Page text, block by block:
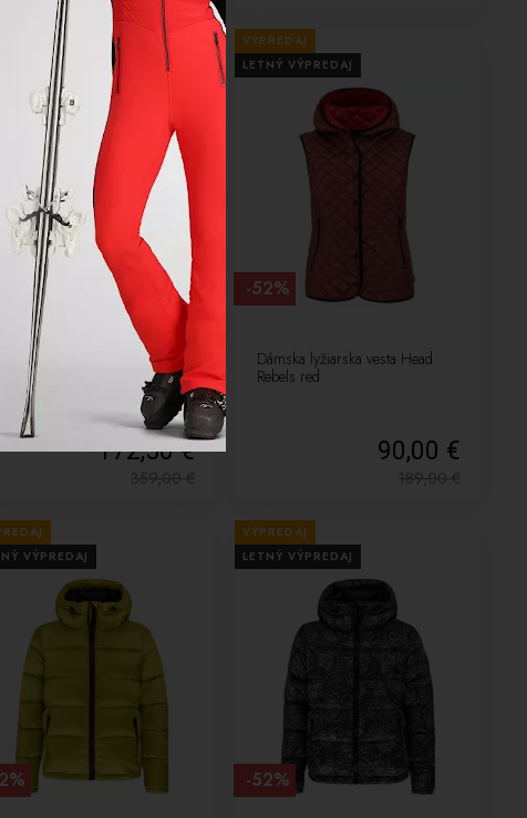
VÝPREDAJ
Dámska lyžiarska bunda Head
Performance Element jacket
PKWH
172,50 €
359,00€
VÝPREDAJ
LETNÝ VÝPREDAJ
Dámska lyžiarska vesta Head
Rebels red
90,00 €
189,00€
-52%
VÝPREDAJ
VÝPREDAJ
LETNÝ VÝPREDAJ
-52%